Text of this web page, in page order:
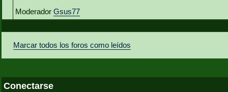
Moderador Gsus77
Marcar todos los foros como leídos
Conectarse